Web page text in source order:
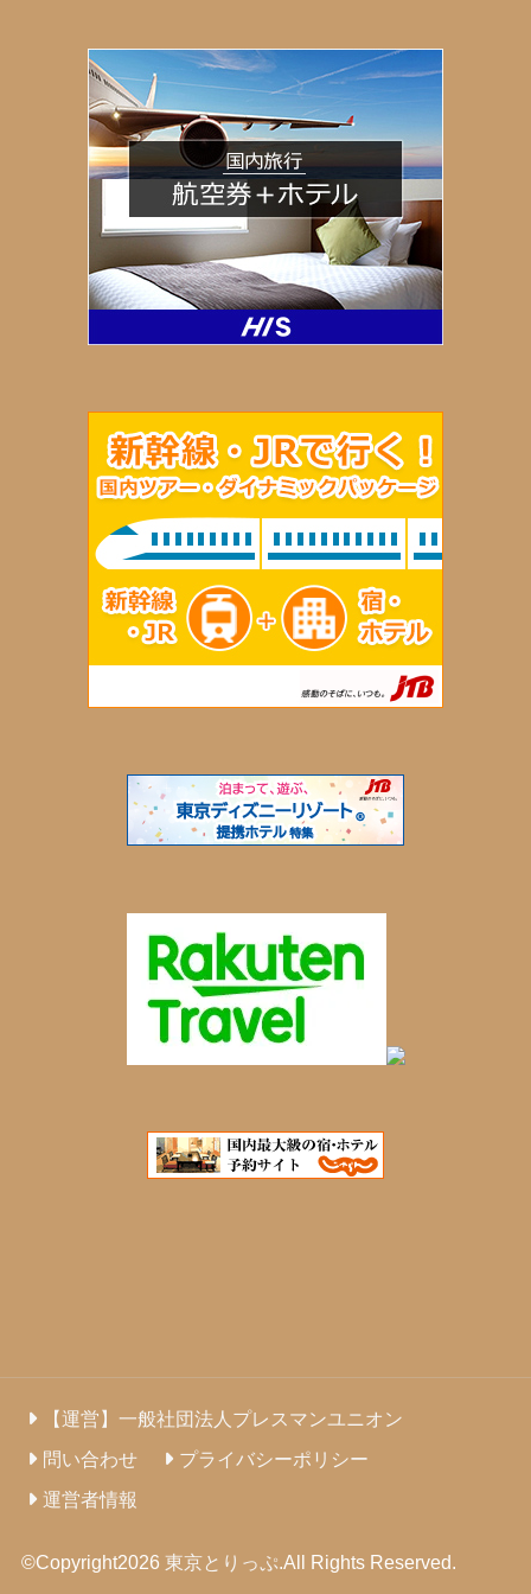
【運営】一般社団法人プレスマンユニオン
問い合わせ
プライバシーポリシー
運営者情報
©Copyright2026 東京とりっぷ.All Rights Reserved.